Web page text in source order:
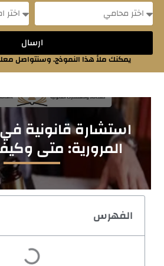
ارسال
يمكنك ملأ هذا النموذج. وسنتواصل
استشارة قانونية
المرورية: متى
الفهرس